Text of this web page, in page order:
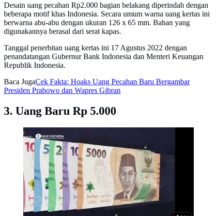
Desain uang pecahan Rp2.000 bagian belakang diperindah dengan
beberapa motif khas Indonesia. Secara umum warna uang kertas ini
berwarna abu-abu dengan ukuran 126 x 65 mm. Bahan yang
digunakannya berasal dari serat kapas.
Tanggal penerbitan uang kertas ini 17 Agustus 2022 dengan
penandatangan Gubernur Bank Indonesia dan Menteri Keuangan
Republik Indonesia.
Baca JugaCek Fakta: Hoaks Uang Pecahan Baru Bergambar
Presiden Prabowo dan Wapres Gibran
3. Uang Baru Rp 5.000